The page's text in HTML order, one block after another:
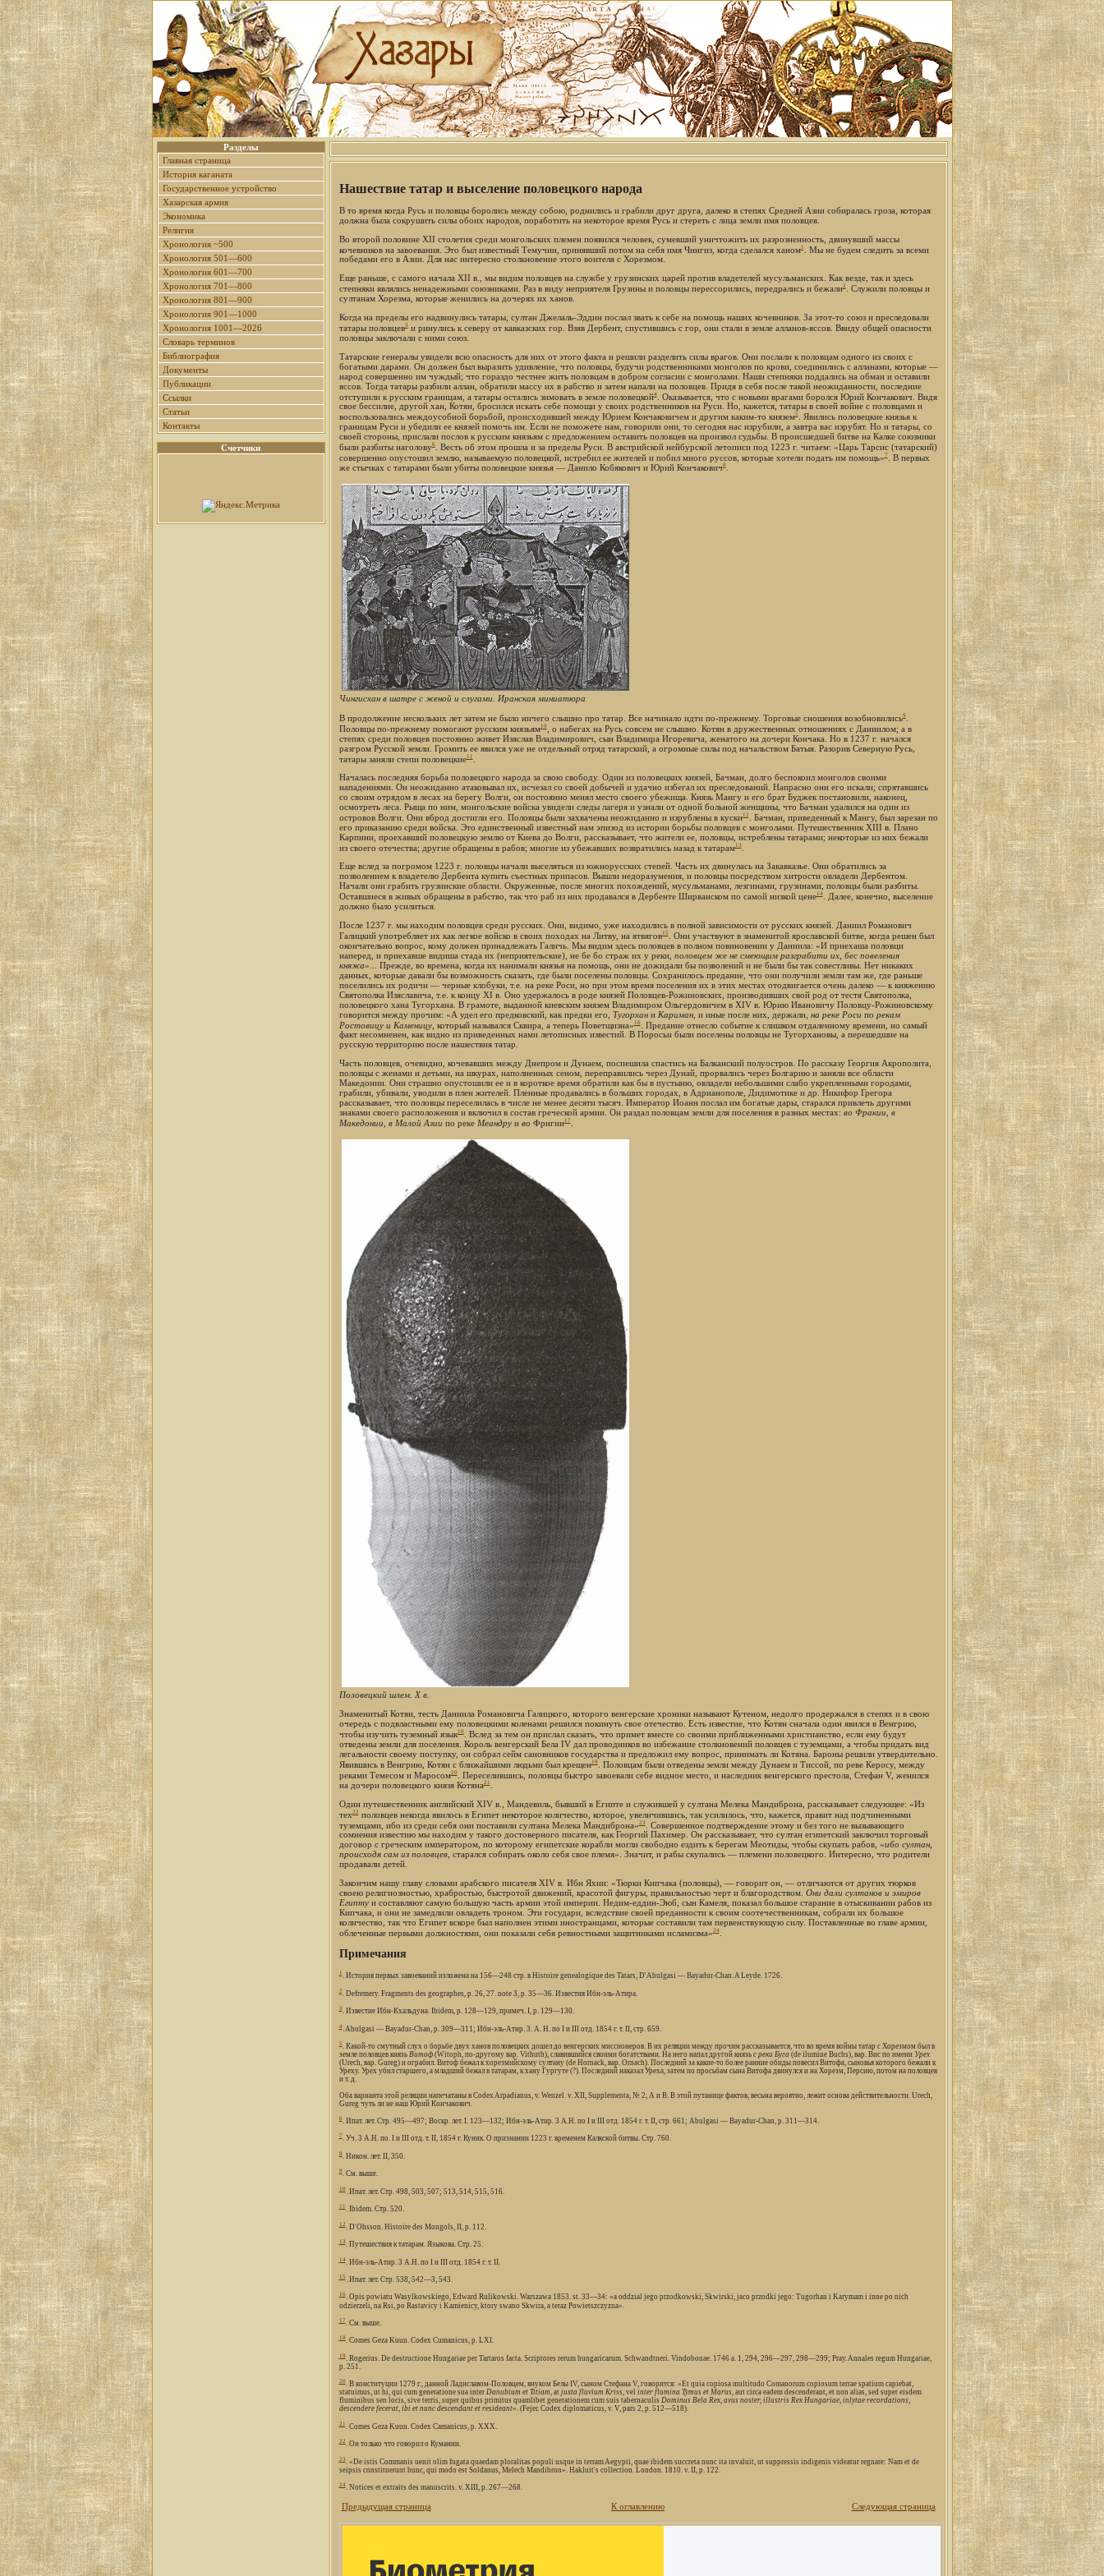
Разделы
Главная страница
История каганата
Государственное устройство
Хазарская армия
Экономика
Религия
Хронология ~500
Хронология 501—600
Хронология 601—700
Хронология 701—800
Хронология 801—900
Хронология 901—1000
Хронология 1001—2026
Словарь терминов
Библиография
Документы
Публикации
Ссылки
Статьи
Контакты
Счетчики
Нашествие татар и выселение половецкого народа
В то время когда Русь и половцы боролись между собою, роднились и грабили друг друга, далеко в степях Средней Азии собиралась гроза, которая
должна была сокрушить силы обоих народов, поработить на некоторое время Русь и стереть с лица земли имя половцев.
Во второй половине XII столетия среди монгольских племен появился человек, сумевший уничтожить их разрозненность, двинувший массы
кочевников на завоевания. Это был известный Темучин, принявший потом на себя имя Чингиз, когда сделался ханом 1 . Мы не будем следить за всеми
победами его в Азии. Для нас интересно столкновение этого воителя с Хорезмом.
Еще раньше, с самого начала XII в., мы видим половцев на службе у грузинских царей против владетелей мусульманских. Как везде, так и здесь
степняки являлись ненадежными союзниками. Раз в виду неприятеля Грузины и половцы перессорились, передрались и бежали2. Служили половцы и
султанам Хорезма, которые женились на дочерях их ханов.
Когда на пределы его надвинулись татары, султан Джелаль-Эддин послал звать к себе на помощь наших кочевников. За этот-то союз и преследовали
татары половцев3и ринулись к северу от кавказских гор. Взяв Дербент, спустившись с гор, они стали в земле алланов-яссов. Ввиду общей опасности
половцы заключали с ними союз.
Татарские генералы увидели всю опасность для них от этого факта и решили разделить силы врагов. Они послали к половцам одного из своих с
богатыми дарами. Он должен был выразить удивление, что половцы, будучи родственниками монголов по крови, соединились с алланами, которые —
народ совершенно им чуждый; что гораздо честнее жить половцам в добром согласии с монголами. Наши степняки поддались на обман и оставили
яссов. Тогда татары разбили аллан, обратили массу их в рабство и затем напали на половцев. Придя в себя после такой неожиданности, последние
отступили к русским границам, а татары остались зимовать в земле половецкой4. Оказывается, что с новыми врагами боролся Юрий Кончакович. Видя
свое бессилие, другой хан, Котян, бросился искать себе помощи у своих родственников на Руси. Но, кажется, татары в своей войне с половцами и
воспользовались междоусобной борьбой, происходившей между Юрием Кончаковичем и другим каким-то князем5. Явились половецкие князья к
границам Руси и убедили ее князей помочь им. Если не поможете нам, говорили они, то сегодня нас изрубили, а завтра вас изрубят. Но и татары, со
своей стороны, прислали послов к русским князьям с предложением оставить половцев на произвол судьбы. В происшедшей битве на Калке союзники
были разбиты наголову6. Весть об этом прошла и за пределы Руси. В австрийской нейбурской летописи под 1223 г. читаем: «Царь Тарсис (татарский)
совершенно опустошил землю, называемую половецкой, истребил ее жителей и побил много руссов, которые хотели подать им помощь»7. В первых
же стычках с татарами были убиты половецкие князья — Данило Кобякович и Юрий Кончакович8.
Чингисхан в шатре с женой и слугами. Иранская миниатюра
В продолжение нескольких лет затем не было ничего слышно про татар. Все начинало идти по-прежнему. Торговые сношения возобновились9.
Половцы по-прежнему помогают русским князьям 10, о набегах на Русь совсем не слышно. Котян в дружественных отношениях с Даниилом; а в
степях среди половцев постоянно живет Изяслав Владимирович, сын Владимира Игоревича, женатого на дочери Кончака. Но в 1237 г. начался
разгром Русской земли. Громить ее явился уже не отдельный отряд татарский, а огромные силы под начальством Батыя. Разорив Северную Русь,
татары заняли степи половецкие 11 .
Началась последняя борьба половецкого народа за свою свободу. Один из половецких князей, Бачман, долго беспокоил монголов своими
нападениями. Он неожиданно атаковывал их, исчезал со своей добычей и удачно избегал их преследований. Напрасно они его искали; спрятавшись
со своим отрядом в лесах на берегу Волги, он постоянно менял место своего убежища. Князь Мангу и его брат Буджек постановили, наконец,
осмотреть леса. Рыща по ним, монгольские войска увидели следы лагеря и узнали от одной больной женщины, что Бачман удалился на один из
островов Волги. Они вброд достигли его. Половцы были захвачены неожиданно и изрублены в куски 12. Бачман, приведенный к Мангу, был зарезан по
его приказанию среди войска. Это единственный известный нам эпизод из истории борьбы половцев с монголами. Путешественник XIII в. Плано
Карпини, проехавший половецкую землю от Киева до Волги, рассказывает, что жители ее, половцы, истреблены татарами; некоторые из них бежали
из своего отечества; другие обращены в рабов; многие из убежавших возвратились назад к татарам 13.
Еще вслед за погромом 1223 г. половцы начали выселяться из южнорусских степей. Часть их двинулась на Закавказье. Они обратились за
позволением к владетелю Дербента купить съестных припасов. Вышли недоразумения, и половцы посредством хитрости овладели Дербентом.
Начали они грабить грузинские области. Окруженные, после многих похождений, мусульманами, лезгинами, грузинами, половцы были разбиты.
Оставшиеся в живых обращены в рабство, так что раб из них продавался в Дербенте Ширванском по самой низкой цене 14. Далее, конечно, выселение
должно было усилиться.
После 1237 г. мы находим половцев среди русских. Они, видимо, уже находились в полной зависимости от русских князей. Даниил Романович
Галицкий употребляет их как легкое войско в своих походах на Литву, на ятвягов 15. Они участвуют в знаменитой ярославской битве, когда решен был
окончательно вопрос, кому должен принадлежать Галичь. Мы видим здесь половцев в полном повиновении у Даниила: «И приехаша половци
наперед, и приехавше видиша стада их (неприятельские), не бе бо страж их у реки, половцем же не смеющим разграбити их, бес повеления
княжа»... Прежде, во времена, когда их нанимали князья на помощь, они не дожидали бы позволений и не были бы так совестливы. Нет никаких
данных, которые давали бы возможность сказать, где были поселены половцы. Сохранилось предание, что они получили земли там же, где раньше
поселились их родичи — черные клобуки, т.е. на реке Роси, но при этом время поселения их в этих местах отодвигается очень далеко — к княжению
Святополка Изяславича, т.е. к концу XI в. Оно удержалось в роде князей Половцев-Рожиновских, производивших свой род от тестя Святополка,
половецкого хана Тугорхана. В грамоте, выданной киевским князем Владимиром Ольгердовичем в XIV в. Юрию Ивановичу Половцу-Рожиновскому
говорится между прочим: «А удел его предковский, как предки его, Тугорхани Кариман, и иные после них, держали, на реке Роси по рекам
Ростовицу и Каменицу, который назывался Сквира, а теперь Поветщизна» 16. Предание отнесло событие к слишком отдаленному времени, но самый
факт несомненен, как видно из приведенных нами летописных известий. В Поросьи были поселены половцы не Тугорхановы, а перешедшие на
русскую территорию после нашествия татар.
Часть половцев, очевидно, кочевавших между Днепром и Дунаем, поспешила спастись на Балканский полуостров. По рассказу Георгия Акрополита,
половцы с женами и детьми, на шкурах, наполненных сеном, переправились через Дунай, прорвались через Болгарию и заняли все области
Македонии. Они страшно опустошили ее и в короткое время обратили как бы в пустыню, овладели небольшими слабо укрепленными городами,
грабили, убивали, уводили в плен жителей. Пленные продавались в больших городах, в Адрианополе, Дидимотике и др. Никифор Грегора
рассказывает, что половцы переселилась в числе не менее десяти тысяч. Император Иоанн послал им богатые дары, старался привлечь другими
знаками своего расположения и включил в состав греческой армии. Он раздал половцам земли для поселения в разных местах: во Фракии, в
Македонии, в Малой Азии по реке Меандруи во Фригии 17.
Половецкий шлем. X в.
Знаменитый Котян, тесть Даниила Романовича Галицкого, которого венгерские хроники называют Кутеном, недолго продержался в степях и в свою
очередь с подвластными ему половецкими коленами решился покинуть свое отечество. Есть известие, что Котян сначала один явился в Венгрию,
чтобы изучить туземный язык 18. Вслед за тем он прислал сказать, что примет вместе со своими приближенными христианство, если ему будут
отведены земли для поселения. Король венгерский Бела IV дал проводников во избежание столкновений половцев с туземцами, а чтобы придать вид
легальности своему поступку, он собрал сейм сановников государства и предложил ему вопрос, принимать ли Котяна. Бароны решили утвердительно.
Явившись в Венгрию, Котян с ближайшими людьми был крещен 19. Половцам были отведены земли между Дунаем и Тиссой, по реве Керосу, между
реками Темесом и Маросом20. Переселившись, половцы быстро завоевали себе видное место, и наследник венгерского престола, Стефан V, женился
на дочери половецкого князя Котяна21.
Один путешественник английский XIV в., Мандевиль, бывший в Египте и служившей у султана Мелека Мандиброна, рассказывает следующее: «Из
тех22половцев некогда явилось в Египет некоторое количество, которое, увеличившись, так усилилось, что, кажется, правит над подчиненными
туземцами, ибо из среди себя они поставили султана Мелека Мандиброна»23. Совершенное подтверждение этому и без того не вызывающего
сомнения известию мы находим у такого достоверного писателя, как Георгий Пахимер. Он рассказывает, что султан египетский заключил торговый
договор с греческим императором, по которому египетские корабли могли свободно ездить к берегам Меотиды, чтобы скупать рабов, «ибо султан,
происходя сам из половцев, старался собирать около себя свое племя». Значит, и рабы скупались — племени половецкого. Интересно, что родители
продавали детей.
Закончим нашу главу словами арабского писателя XIV в. Ибн Яхии: «Тюрки Кипчака (половцы), — говорит он, — отличаются от других тюрков
своею религиозностью, храбростью, быстротой движений, красотой фигуры, правильностью черт и благородством. Они дали султанов и эмиров
Египтуи составляют самую большую часть армии этой империи. Недим-еддин-Эюб, сын Камеля, показал большое старание в отыскивании рабов из
Кипчака, и они не замедлили овладеть троном. Эти государи, вследствие своей преданности к своим соотечественникам, собрали их большое
количество, так что Египет вскоре был наполнен этими иностранцами, которые составили там первенствующую силу. Поставленные во главе армии,
облеченные первыми должностями, они показали себя ревностными защитниками исламизма»24.
Примечания
1. История первых завоеваний изложена на 156—248 стр. в Histoire genealogique des Tatars, D'Abulgasi — Bayadur-Chan. A Leyde. 1726.
2. Defremery. Fragments des geographes, p. 26, 27. note 3, p. 35—36. Известия Ибн-эль-Атира.
3. Известие Ибн-Кхальдуна. Ibidem, p. 128—129, примеч. I, p. 129—130.
4. Abulgasi — Bayadur-Chan, p. 309—311; Ибн-эль-Атир. 3. А. Н. по I и III отд. 1854 г. т. II, стр. 659.
5. Какой-то смутный слух о борьбе двух ханов половецких дошел до венгерских миссионеров. В их реляции между прочим рассказывается, что во время войны татар с Хорезмом был в
земле половцев князь Витоф(Witoph, по-другому вар. Vithuth), славившийся своими богатствами. На него напал другой князь с реки Буга (de ilumine Buchs), вар. Вис по имени Урех
(Urech, вар. Gureg) и ограбил. Витоф бежал к хорезмийскому султану (de Hornack, вар. Ornach). Последний за какие-то более ранние обиды повесил Витофа, сыновья которого бежали к
Уреху. Урех убил старшего, а младший бежал в татарам, к хану Гургуте (?). Последний наказал Уреха, затем по просьбам сына Витофа двинулся и на Хорезм, Персию, потом на половцев
и т. д.
Оба варианта этой реляции напечатаны в Codex Arpadianus, v. Wenzel. v. XII, Supplementa, № 2, А и В. В этой путанице фактов, весьма вероятно, лежит основа действительности. Urech,
Gureg чуть ли не наш Юрий Кончакович.
6. Ипат. лет. Стр. 495—497; Воскр. лет. I. 123—132; Ибн-эль-Атир. 3 А.Н. по I и III отд. 1854 г. т. II, стр. 661; Abulgasi — Bayadur-Chan, p. 311—314.
7. Уч. 3 А.Н. по. I и III отд. т. II, 1854 г. Куник. О признании 1223 г. временем Калкской битвы. Стр. 760.
8. Никон. лет. II, 350.
9. См. выше.
10. Ипат. лет. Стр. 498, 503, 507; 513, 514, 515, 516.
11. Ibidem. Стр. 520.
12. D'Ohsson. Histoire des Mongols, II, p. 112.
13. Путешествия к татарам. Языкова. Стр. 25.
14. Ибн-эль-Атир. 3 А.Н. по I и III отд. 1854 г. т. II.
15. Ипат. лет. Стр. 538, 542—3, 543.
16. Opis powiatu Wasylkowskiego, Edward Rulikowski. Warszawa 1853. st. 33—34: «a oddzial jego przodkowski, Skwirski, jaco przodki jego: Tugorhan i Karymam i inne po nich
odzierzeli, na Rsi, po Rastavicy i Kamienicy, ktory swano Skwira, a teraz Powietszczyzna».
17. См. выше.
18. Comes Geza Kuun. Codex Cumanicus, p. LXI.
19. Rogerius. De destructione Hungariae per Tartaros facta. Scriptores rerum hungaricarum. Schwandtneri. Vindobonae. 1746 a. 1, 294, 296—297, 298—299; Pray. Annales regum Hungariae,
p. 251.
20. В конституции 1279 г., данной Ладиславом-Половцем, внуком Белы IV, сыном Стефана V, говорится: «Et quia copiosa multitudo Comanorum copiosum terrae spatium capiebat,
statuimus, ut hi, qui cum generatione sua inter Danubium et Titiam, at juxta fluvium Kriss, vel inter flumina Tymus et Marus, aut circa eadem descenderant, et non alias, sed super eisdem
fluminibus sen locis, sive terris, super quibus primitus quamlibet generationem cum suis tabernaculis Dominus Bela Rex, avus noster, illustris Rex Hungariae, inlytae recordations,
descendere fecerat, ibi et nunc descendant et resideant». (Fejer. Codex diplomaticus, v. V, pars 2, p. 512—518).
21. Comes Geza Kuun. Codex Camanicus, p. XXX.
22. Он только что говорил о Кумании.
23. «De istis Commanis uenit olim fugata quaedam ploralitas populi usque in terram Aegypti, quae ibidem succreta nunc ita invaluit, ut suppressis indigenis videatur regnare: Nam et de
seipsis constituerunt hunc, qui modo est Soldanus, Melech Mandibron». Hakluit's collection. London. 1810. v. II, p. 122.
24. Notices et extraits des manuscrits. v. XIII, p. 267—268.
Предыдущая страница К оглавлению Следующая страница